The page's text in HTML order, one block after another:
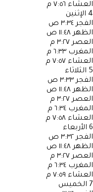
العشاء ٧:٥٦ م
4 الإثنين
الفجر ٣:٣٤ ص
الظهر ١١:٤٨ ص
العصر ٣:٢٧ م
المغرب ٦:٣٣ م
العشاء ٧:٥٧ م
5 الثلاثاء
الفجر ٣:٣٣ ص
الظهر ١١:٤٨ ص
العصر ٣:٢٧ م
المغرب ٦:٣٤ م
العشاء ٧:٥٨ م
6 الأربعاء
الفجر ٣:٣٢ ص
الظهر ١١:٤٨ ص
العصر ٣:٢٧ م
المغرب ٦:٣٤ م
العشاء ٧:٥٩ م
7 الخميس